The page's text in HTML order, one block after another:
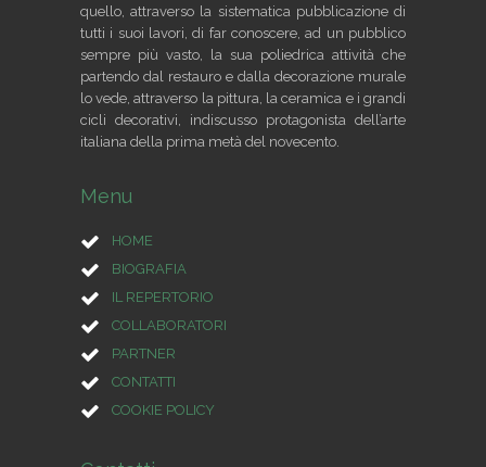
quello, attraverso la sistematica pubblicazione di
tutti i suoi lavori, di far conoscere, ad un pubblico
sempre più vasto, la sua poliedrica attività che
partendo dal restauro e dalla decorazione murale
lo vede, attraverso la pittura, la ceramica e i grandi
cicli decorativi, indiscusso protagonista dell’arte
italiana della prima metà del novecento.
Menu
HOME
BIOGRAFIA
IL REPERTORIO
COLLABORATORI
PARTNER
CONTATTI
COOKIE POLICY